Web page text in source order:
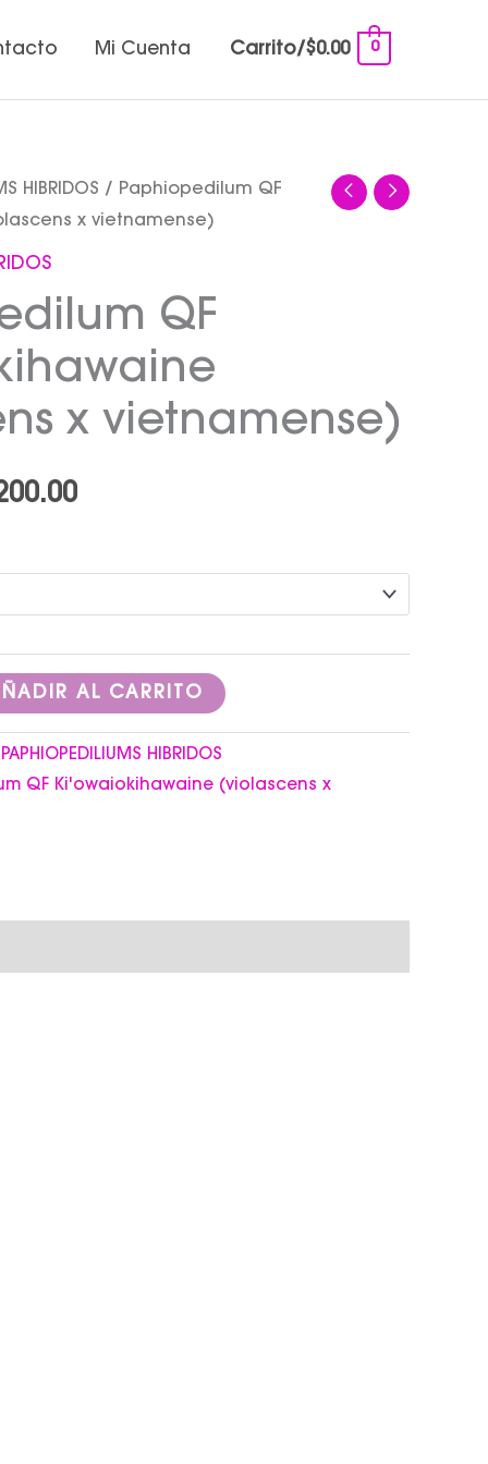
Mi Cuenta Carrito/$0.00 0
HIBRIDOS / Paphiopedilum QF
x vietnamense)
QF
x vietnamense)
Rango
precios:
desde
$1,000.00
$1,200.00
AL CARRITO
PAPHIOPEDILIUMS HIBRIDOS
QF Ki'owaiokihawaine (violascens x